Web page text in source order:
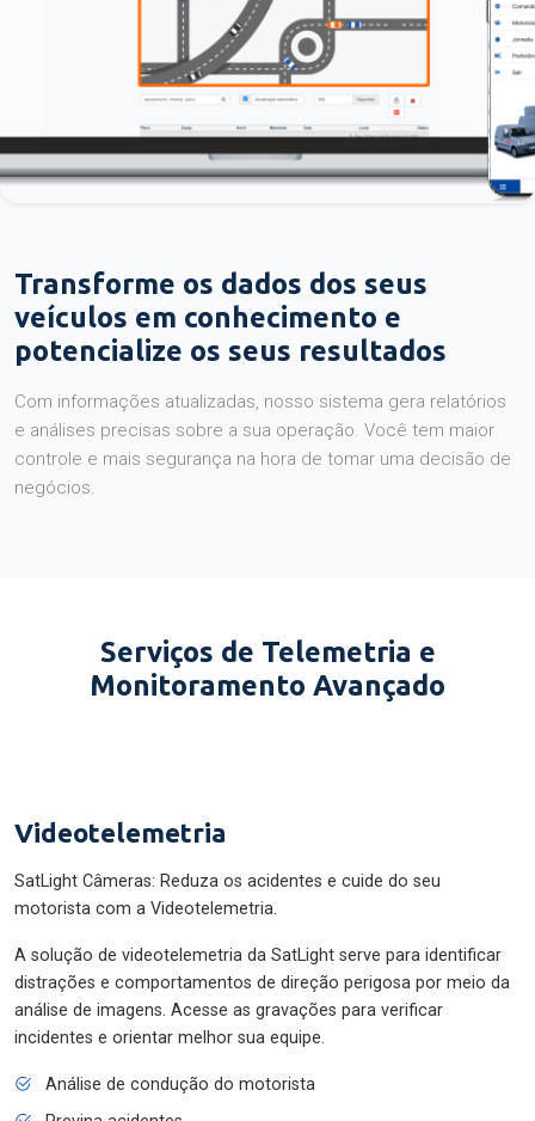
Transforme os dados dos seus
veículos em conhecimento e
potencialize os seus resultados
Com informações atualizadas, nosso sistema gera relatórios
e análises precisas sobre a sua operação. Você tem maior
controle e mais segurança na hora de tomar uma decisão de
negócios.
Serviços de Telemetria e
Monitoramento Avançado
Videotelemetria
SatLight Câmeras: Reduza os acidentes e cuide do seu
motorista com a Videotelemetria.
A solução de videotelemetria da SatLight serve para identificar
distrações e comportamentos de direção perigosa por meio da
análise de imagens. Acesse as gravações para verificar
incidentes e orientar melhor sua equipe.
Análise de condução do motorista